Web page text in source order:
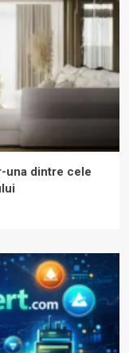
una dintre cele